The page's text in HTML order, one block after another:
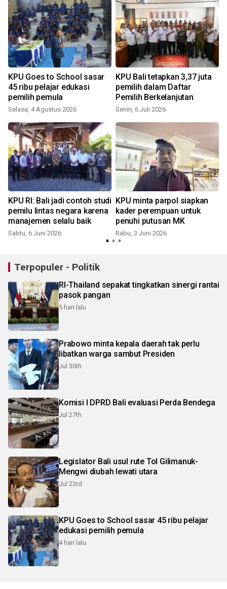
KPU Goes to School sasar
45 ribu pelajar edukasi
pemilih pemula
Selasa, 4 Agustus 2026
KPU Bali tetapkan 3,37 juta
pemilih dalam Daftar
Pemilih Berkelanjutan
Senin, 6 Juli 2026
KPU RI: Bali jadi contoh studi
pemilu lintas negara karena
manajemen selalu baik
Sabtu, 6 Juni 2026
KPU minta parpol siapkan
kader perempuan untuk
penuhi putusan MK
Rabu, 3 Juni 2026
Terpopuler - Politik
RI-Thailand sepakat tingkatkan sinergi rantai
pasok pangan
5 hari lalu
Prabowo minta kepala daerah tak perlu
libatkan warga sambut Presiden
Jul 30th
Komisi I DPRD Bali evaluasi Perda Bendega
Jul 27th
Legislator Bali usul rute Tol Gilimanuk-
Mengwi diubah lewati utara
Jul 23rd
KPU Goes to School sasar 45 ribu pelajar
edukasi pemilih pemula
4 hari lalu